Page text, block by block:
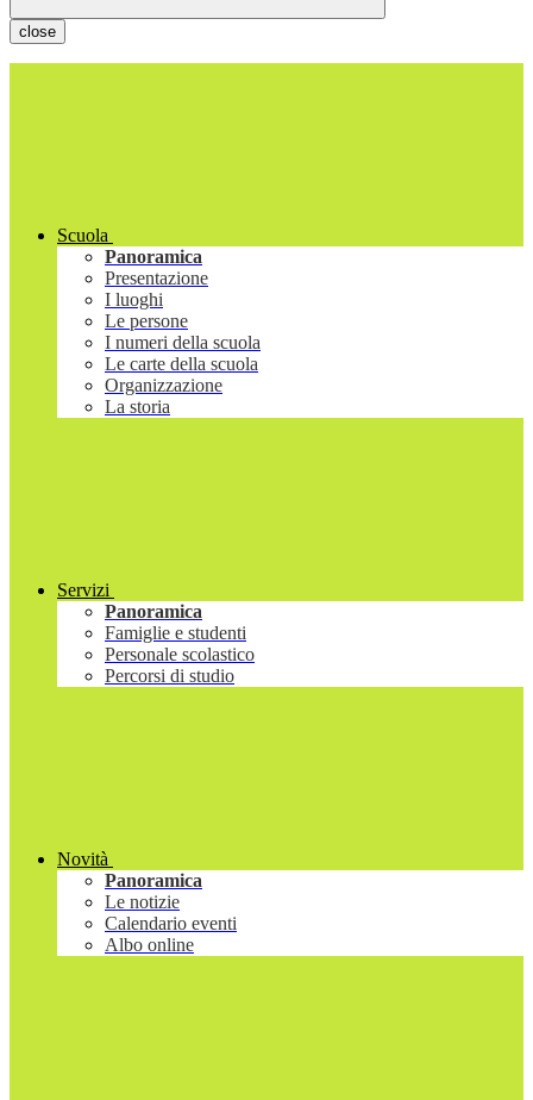
close
Scuola
Panoramica
Presentazione
I luoghi
Le persone
I numeri della scuola
Le carte della scuola
Organizzazione
La storia
Servizi
Panoramica
Famiglie e studenti
Personale scolastico
Percorsi di studio
Novità
Panoramica
Le notizie
Calendario eventi
Albo online